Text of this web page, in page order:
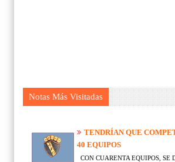
Notas Más Visitadas
TENDRÍAN QUE
40 EQUIPOS
CON CUARENTA EQUIPOS, SE